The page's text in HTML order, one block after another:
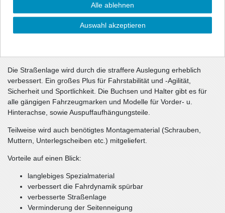
Sie sind qualitativ sehr hochwertig, damit stabiler, haltbarer und
bedeutend langlebiger als herkömmliche Serien- und
Gummibuchsen. Die Black-Series sind besonders für den
Die Straßenlage wird durch die straffere Auslegung erheblich
verbessert. Ein großes Plus für Fahrstabilität und -Agilität,
Sicherheit und Sportlichkeit. Die Buchsen und Halter gibt es für
alle gängigen Fahrzeugmarken und Modelle für Vorder- u.
Hinterachse, sowie Auspuffaufhängungsteile.
Teilweise wird auch benötigtes Montagematerial (Schrauben,
Muttern, Unterlegscheiben etc.) mitgeliefert.
Vorteile auf einen Blick:
langlebiges Spezialmaterial
verbessert die Fahrdynamik spürbar
verbesserte Straßenlage
Verminderung der Seitenneigung
Alle ablehnen
Auswahl akzeptieren